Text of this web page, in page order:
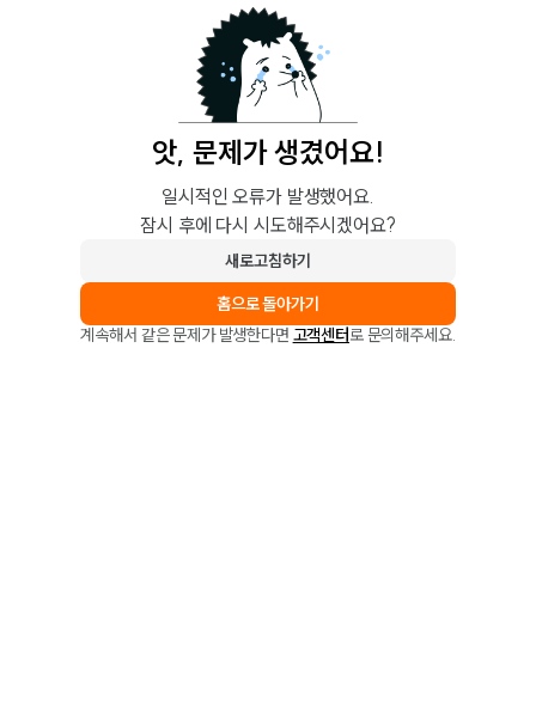
앗, 문제가 생겼어요!
일시적인 오류가 발생했어요.
잠시 후에 다시 시도해주시겠어요?
새로고침하기
홈으로 돌아가기
계속해서 같은 문제가 발생한다면 고객센터로 문의해주세요.